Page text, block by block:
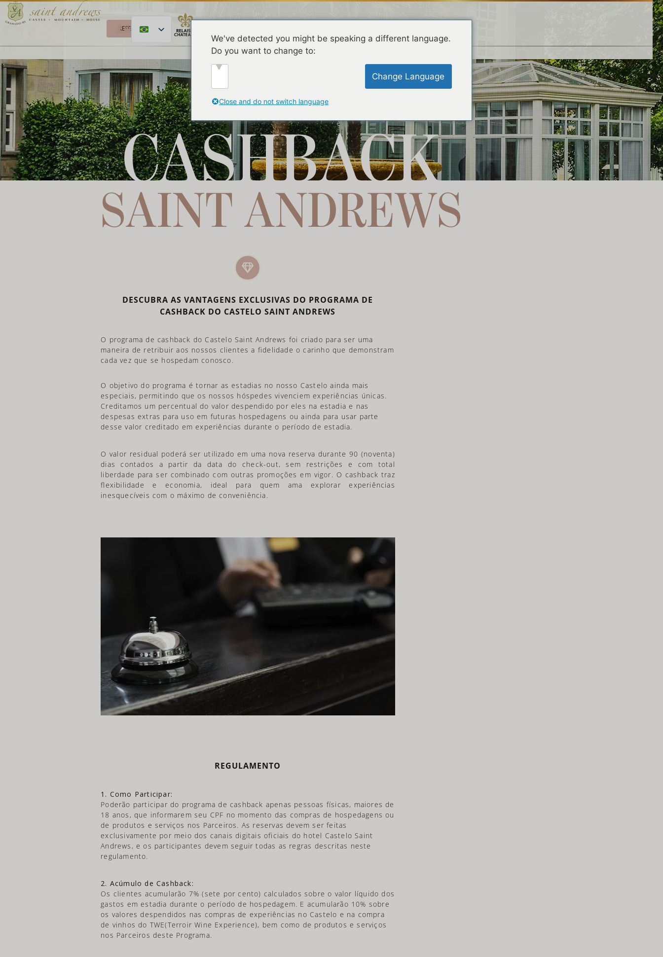
RESERVE
O HOTEL EXPERIÊNCIAS
CASHBACK
SAINT ANDREWS
DESCUBRA AS VANTAGENS EXCLUSIVAS DO PROGRAMA DE
CASHBACK DO CASTELO SAINT ANDREWS
O programa de cashback do Castelo Saint Andrews foi criado para ser uma
maneira de retribuir aos nossos clientes a fidelidade o carinho que demonstram
cada vez que se hospedam conosco.
O objetivo do programa é tornar as estadias no nosso Castelo ainda mais
especiais, permitindo que os nossos hóspedes vivenciem experiências únicas.
Creditamos um percentual do valor despendido por eles na estadia e nas
despesas extras para uso em futuras hospedagens ou ainda para usar parte
desse valor creditado em experiências durante o período de estadia.
O valor residual poderá ser utilizado em uma nova reserva durante 90 (noventa)
dias contados a partir da data do check-out, sem restrições e com total
liberdade para ser combinado com outras promoções em vigor. O cashback traz
flexibilidade e economia, ideal para quem ama explorar experiências
inesquecíveis com o máximo de conveniência.
REGULAMENTO
1. Como Participar:
Poderão participar do programa de cashback apenas pessoas físicas, maiores de
18 anos, que informarem seu CPF no momento das compras de hospedagens ou
de produtos e serviços nos Parceiros. As reservas devem ser feitas
exclusivamente por meio dos canais digitais oficiais do hotel Castelo Saint
Andrews, e os participantes devem seguir todas as regras descritas neste
regulamento.
2. Acúmulo de Cashback:
Os clientes acumularão 7% (sete por cento) calculados sobre o valor líquido dos
gastos em estadia durante o período de hospedagem. E acumularão 10% sobre
os valores despendidos nas compras de experiências no Castelo e na compra
de vinhos do TWE(Terroir Wine Experience), bem como de produtos e serviços
nos Parceiros deste Programa.
We've detected you might be speaking a different language.
Do you want to change to:
Change Language
Close and do not switch language